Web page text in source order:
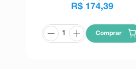
R$ 174,39
Comprar